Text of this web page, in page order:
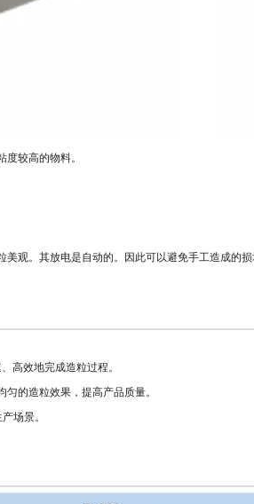
较高的物料。
观。其放电是自动的。因此可以避免手工造成的损
高效地完成造粒过程。
的造粒效果，提高产品质量。
场景。